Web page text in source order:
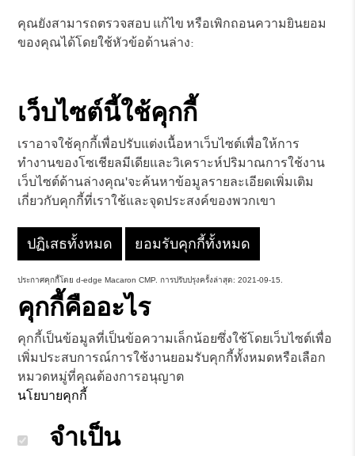
คุณยังสามารถตรวจสอบ แก้ไข หรือเพิกถอนความยินยอม
ของคุณได้โดยใช้หัวข้อด้านล่าง:
เว็บไซต์นี้ใช้คุกกี้
เราอาจใช้คุกกี้เพื่อปรับแต่งเนื้อหาเว็บไซต์เพื่อให้การ
ทำงานของโซเชียลมีเดียและวิเคราะห์ปริมาณการใช้งาน
เว็บไซต์ด้านล่างคุณ'จะค้นหาข้อมูลรายละเอียดเพิ่มเติม
เกี่ยวกับคุกกี้ที่เราใช้และจุดประสงค์ของพวกเขา
ปฏิเสธทั้งหมด ยอมรับคุกกี้ทั้งหมด
ประกาศคุกกี้โดยd-edge Macaron CMP . การปรับปรุงครั้งล่าสุด: 2021-09-15.
คุกกี้คืออะไร
คุกกี้เป็นข้อมูลที่เป็นข้อความเล็กน้อยซึ่งใช้โดยเว็บไซต์เพื่อ
เพิ่มประสบการณ์การใช้งานยอมรับคุกกี้ทั้งหมดหรือเลือก
หมวดหมู่ที่คุณต้องการอนุญาต
นโยบายคุกกี้
จำเป็น